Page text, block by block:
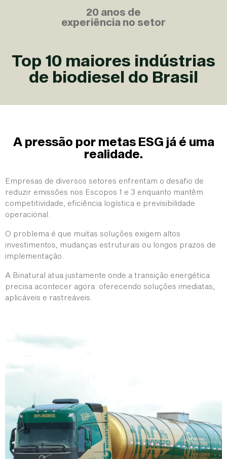
20 anos de
experiência no setor
Top 10 maiores indústrias
de biodiesel do Brasil
A pressão por metas ESG já é uma
realidade.
Empresas de diversos setores enfrentam o desafio de
reduzir emissões nos Escopos 1 e 3 enquanto mantêm
competitividade, eficiência logística e previsibilidade
operacional.
O problema é que muitas soluções exigem altos
investimentos, mudanças estruturais ou longos prazos de
implementação.
A Binatural atua justamente onde a transição energética
precisa acontecer agora: oferecendo soluções imediatas,
aplicáveis e rastreáveis.